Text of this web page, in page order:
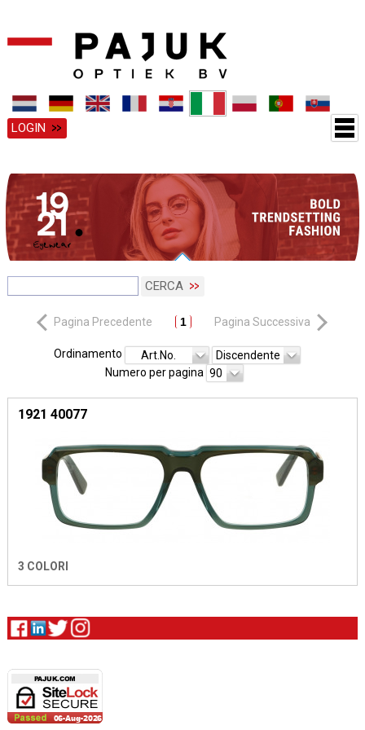
LOGIN
CERCA
Pagina Precedente 1 Pagina Successiva
Ordinamento Art.No.
Discendente
Numero per pagina 90
1921 40077
3 COLORI